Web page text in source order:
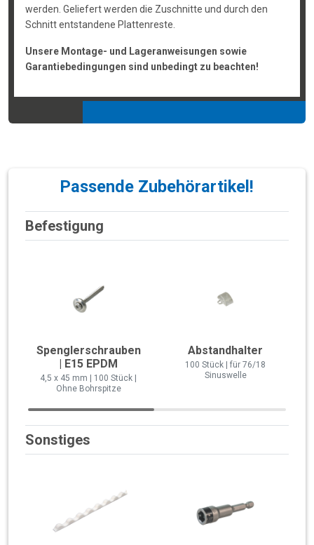
werden. Geliefert werden die Zuschnitte und durch den
Schnitt entstandene Plattenreste.
Unsere Montage- und Lageranweisungen sowie
Garantiebedingungen sind unbedingt zu beachten!
Passende Zubehörartikel!
Befestigung
Spenglerschrauben
| E15 EPDM
4,5 x 45 mm | 100 Stück |
Ohne Bohrspitze
Abstandhalter
100 Stück | für 76/18
Sinuswelle
Sonstiges